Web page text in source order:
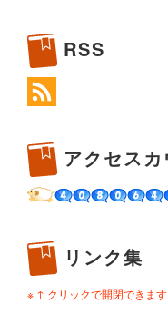
RSS
アクセス
リンク集
※ ↑ クリックで開閉できます